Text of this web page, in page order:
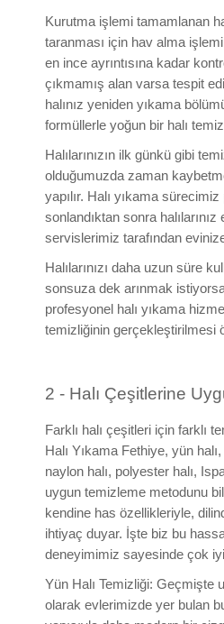
Kurutma işlemi tamamlanan
taranması için hav alma işlemi
en ince ayrıntısına kadar
çıkmamış alan varsa tespit
halınız yeniden yıkama
formüllerle yoğun bir halı
Halılarınızın ilk günkü gibi
olduğumuzda zaman
yapılır. Halı yıkama
sonlandıktan sonra
servislerimiz tarafından
Halılarınızı daha uzun süre
sonsuza dek arınmak
profesyonel halı yıkama
temizliğinin gerçekleştirilmesi
2 - Halı Çeşitlerine
Farklı halı çeşitleri için farklı
Halı Yıkama Fethiye, yün
naylon halı, polyester halı,
uygun temizleme metodunu
kendine has özellikleriyle,
ihtiyaç duyar. İşte biz bu
deneyimimiz sayesinde çok
Yün Halı Temizliği: Geçmişte
olarak evlerimizde yer bulan